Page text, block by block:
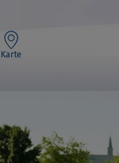
Karte